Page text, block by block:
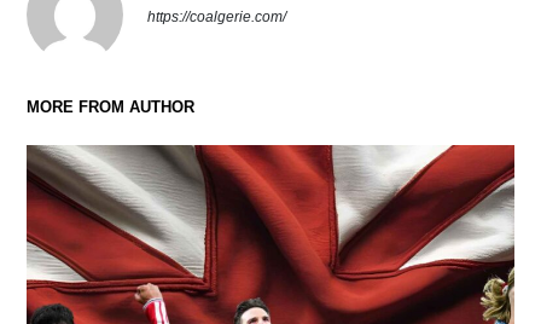
https://coalgerie.com/
MORE FROM AUTHOR